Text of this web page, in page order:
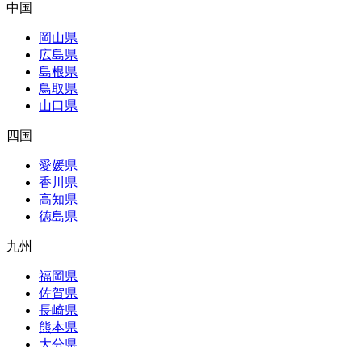
中国
岡山県
広島県
島根県
鳥取県
山口県
四国
愛媛県
香川県
高知県
徳島県
九州
福岡県
佐賀県
長崎県
熊本県